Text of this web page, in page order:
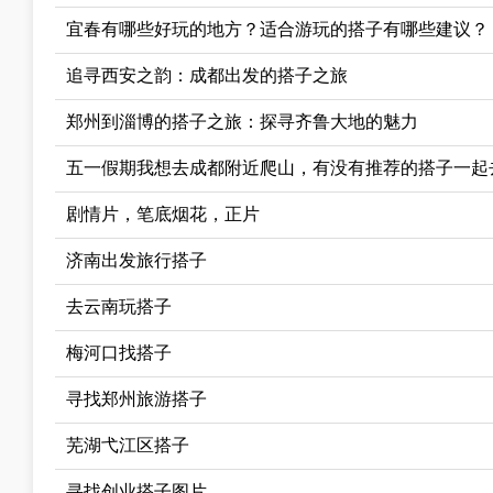
宜春有哪些好玩的地方？适合游玩的搭子有哪些建议？
追寻西安之韵：成都出发的搭子之旅
郑州到淄博的搭子之旅：探寻齐鲁大地的魅力
五一假期我想去成都附近爬山，有没有推荐的搭子一起
剧情片，笔底烟花，正片
济南出发旅行搭子
去云南玩搭子
梅河口找搭子
寻找郑州旅游搭子
芜湖弋江区搭子